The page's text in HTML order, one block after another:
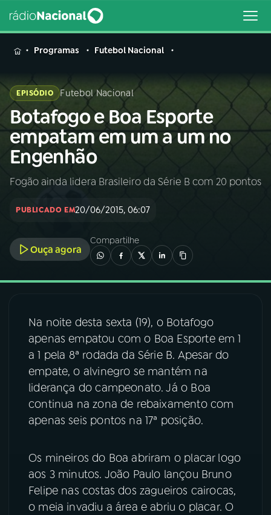
MENU
Buscar
na
Rádio
Nacional
Buscar
AO VIVO
02A RÁDIO
04PROGRAMAS
05 PODCASTS
06VIDEOCASTS
07ÚLTIMAS
08FESTIVAL DE MÚSICA
Programas Futebol Nacional
EPISÓDIO Futebol Nacional
Botafogo e Boa Esporte
empatam em um a um no
Engenhão
Fogão ainda lidera Brasileiro da Série B com 20 pontos
PUBLICADO EM20/06/2015, 06:07
Ouça agora
Compartilhe
Na noite desta sexta (19), o Botafogo
apenas empatou com o Boa Esporte em 1
a 1 pela 8ª rodada da Série B. Apesar do
empate, o alvinegro se mantém na
liderança do campeonato. Já o Boa
continua na zona de rebaixamento com
apenas seis pontos na 17ª posição.
Os mineiros do Boa abriram o placar logo
aos 3 minutos. João Paulo lançou Bruno
Felipe nas costas dos zagueiros cairocas,
o meia invadiu a área e abriu o placar. O